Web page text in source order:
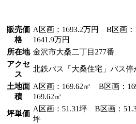
販売価
格
A区画：1693.2万円 B区画
1641.9万円
所在地 金沢市大桑二丁目277番
アクセ
ス
北鉄バス「大桑住宅」バス停
⼟地⾯
積
A区画：169.62㎡ B区画：
169.62㎡
坪単価
A区画：51.31坪 B区画：
坪